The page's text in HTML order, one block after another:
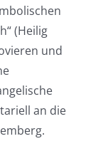
(Heilig
und
an die